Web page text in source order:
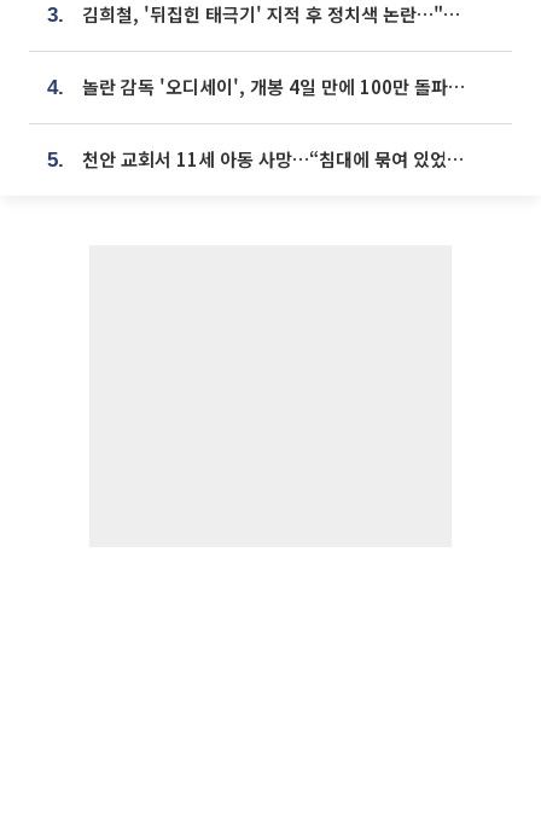
3. 김희철, '뒤집힌 태극기' 지적 후 정치색 논란…"좌우 떠나 우리나라 국기"
4. 놀란 감독 '오디세이', 개봉 4일 만에 100만 돌파⋯'왕사남' 보다 빠르다
5. 천안 교회서 11세 아동 사망…“침대에 묶여 있었다” 진술 확보